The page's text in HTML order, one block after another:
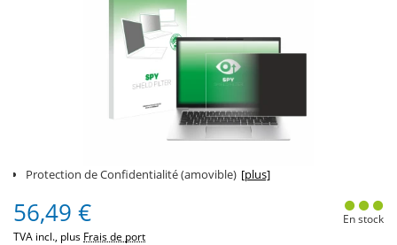
Protection de Confidentialité (amovible) [plus]
56,49 €
TVA incl., plus Frais de port
En stock